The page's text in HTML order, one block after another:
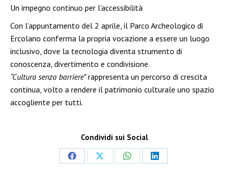
Un impegno continuo per l’accessibilità
Con l’appuntamento del 2 aprile, il Parco Archeologico di
Ercolano conferma la propria vocazione a essere un luogo
inclusivo, dove la tecnologia diventa strumento di
conoscenza, divertimento e condivisione.
“Cultura senza barriere”rappresenta un percorso di crescita
continua, volto a rendere il patrimonio culturale uno spazio
accogliente per tutti.
Condividi sui Social
CondividiCondividiCondividiCondividi